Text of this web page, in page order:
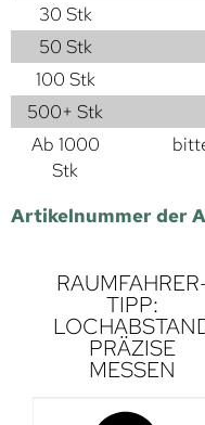
30 Stk
50 Stk
100 Stk
500+ Stk
Ab 1000
Stk
Artikelnummer der
TIPP:
PRÄZISE
MESSEN